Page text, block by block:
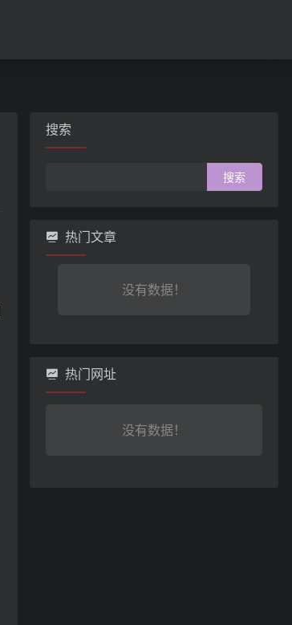
搜索
热门文章
没有数据！
热门网址
没有数据！